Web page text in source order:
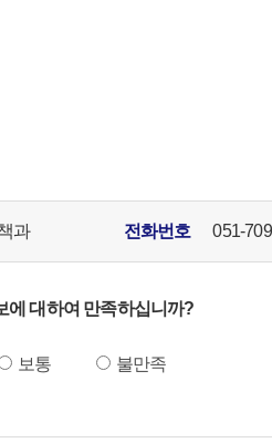
과 전화번호 051-
에 대하여 만족하십니까?
보통
불만족